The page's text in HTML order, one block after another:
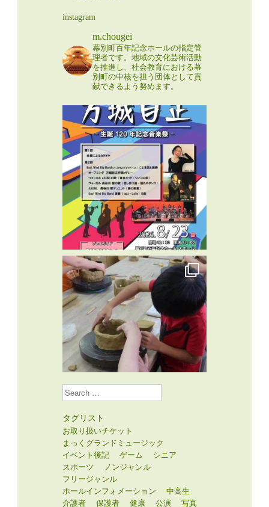
instagram
m.chougei
幕別町百年記念ホールの指定管
理者です。地域の文化芸術活動
を推進し、社会教育における幕
別町の中核を担う団体として貢
献できるよう努めます。
Search
タグリスト
お取り扱いチケット
まっくグランドミュージック
イベント後記
ゲーム
シニア
スポーツ
ノンジャンル
フリージャンル
ホールインフォメーション
中高生
介護者
保護者 健康 公演 写真